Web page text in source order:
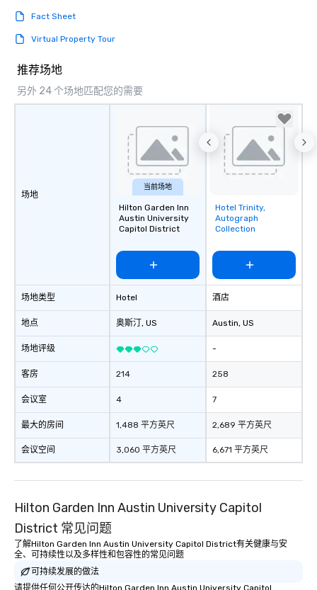
experiences can accommodate
choice for any corporate group event.
Stress-Free Booking Process Booking
a tour is stress-free and allows you to
enjoy the company of your guests
knowing that everything is taken care
of from the moment the tour is
booked to the minute it concludes.
Since the menu is already set, you
have nothing to worry about. Just
remember to submit ahead of the tour
date any dietary restrictions and food
Feel Like a VIP at Each Stop With Lip
Smacking Foodie Tours, you and your
group members never have to worry
about waiting in line to get into a top
than desirable table. On our tours,
everyone is treated like a VIP with
immediate seating upon arrival.
What’s more, your group may receive
a special warm welcome personally
from the restaurant chef. Menus can
be printed featuring your logo, too,
those Instagram moments you share.
For added ease, we can even arrange
transportation pick-up and drop-off,
for groups that desire an extra luxe
experience, we can also arrange for
glittering lights of The Strip. A
Memorable Experience for All Lip
Smacking Foodie Tours offers a way
Fact Sheet
Virtual Property Tour
推荐场地
另外 24 个场地匹配您的需要
场地
场地类型
地点
场地评级
客房
会议室
最大的房间
会议空间
当前场地
Hilton Garden Inn
Austin University
Capitol District
Hotel
奥斯汀 , US
214
4
1,488 平方英尺
3,060 平方英尺
Removed from
favorites
Hotel Trinity,
Autograph
Collection
酒店
Austin, US
-
258
7
2,689 平方英尺
6,671 平方英尺
Hilton Garden Inn Austin University Capitol
District 常见问题
了解Hilton Garden Inn Austin University Capitol District有关健康与安
全、可持续性以及多样性和包容性的常见问题
可持续发展的做法